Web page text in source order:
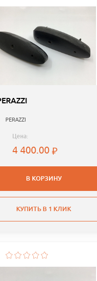
PERAZZI
Цена:
4 400.00
В КОРЗИНУ
КУПИТЬ В 1 КЛИК